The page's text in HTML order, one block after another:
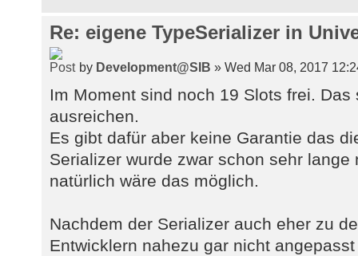
Re: eigene TypeSerializer in
by Development@SIB » Wed Mar 08, 2017
Im Moment sind noch 19 Slots frei.
ausreichen.
Es gibt dafür aber keine Garantie das
Serializer wurde zwar schon sehr
natürlich wäre das möglich.
Nachdem der Serializer auch eher zu
Entwicklern nahezu gar nicht